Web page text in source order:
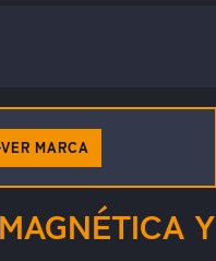
Y
VER MARCA